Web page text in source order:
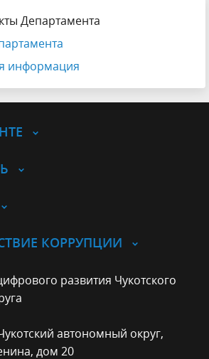
Департамента
информация
КОРРУПЦИИ
развития Чукотского
автономный округ,
дом 20